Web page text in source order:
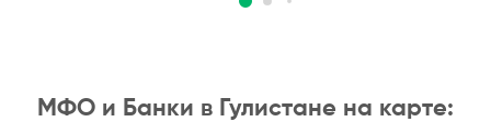
МФО и Банки в Гулистане на карте: